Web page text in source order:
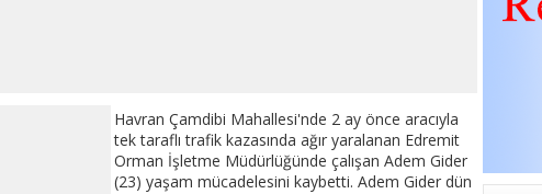
Havran Çamdibi Mahallesi'nde 2 ay önce aracıyla
tek taraflı trafik kazasında ağır yaralanan Edremit
Orman İşletme Müdürlüğünde çalışan Adem Gider
(23) yaşam mücadelesini kaybetti. Adem Gider dün